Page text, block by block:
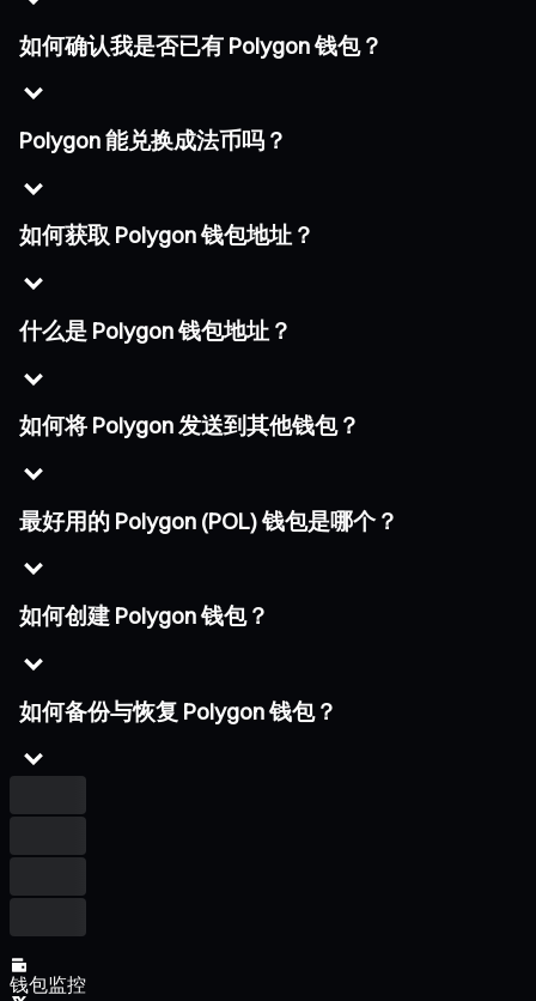
如何确认我是否已有 Polygon 钱包？
Polygon 能兑换成法币吗？
如何获取 Polygon 钱包地址？
什么是 Polygon 钱包地址？
如何将 Polygon 发送到其他钱包？
最好用的 Polygon (POL) 钱包是哪个？
如何创建 Polygon 钱包？
如何备份与恢复 Polygon 钱包？
钱包监控